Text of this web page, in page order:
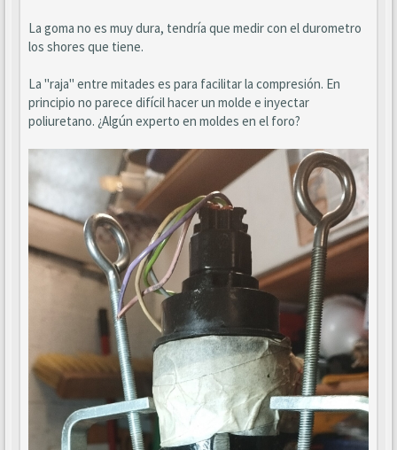
La goma no es muy dura, tendría que medir con el durometro
los shores que tiene.
La "raja" entre mitades es para facilitar la compresión. En
principio no parece difícil hacer un molde e inyectar
poliuretano. ¿Algún experto en moldes en el foro?